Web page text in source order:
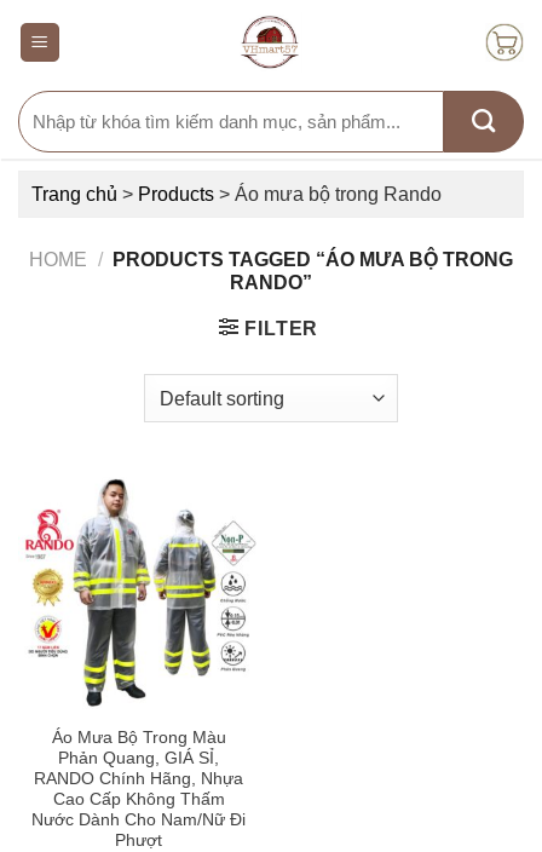
Search
for:
Trang chủ > Products > Áo mưa bộ trong Rando
HOME /
PRODUCTS TAGGED “ÁO MƯA BỘ TRONG
RANDO”
FILTER
Áo Mưa Bộ Trong Màu
Phản Quang, GIÁ SỈ,
RANDO Chính Hãng, Nhựa
Cao Cấp Không Thấm
Nước Dành Cho Nam/Nữ Đi
Phượt